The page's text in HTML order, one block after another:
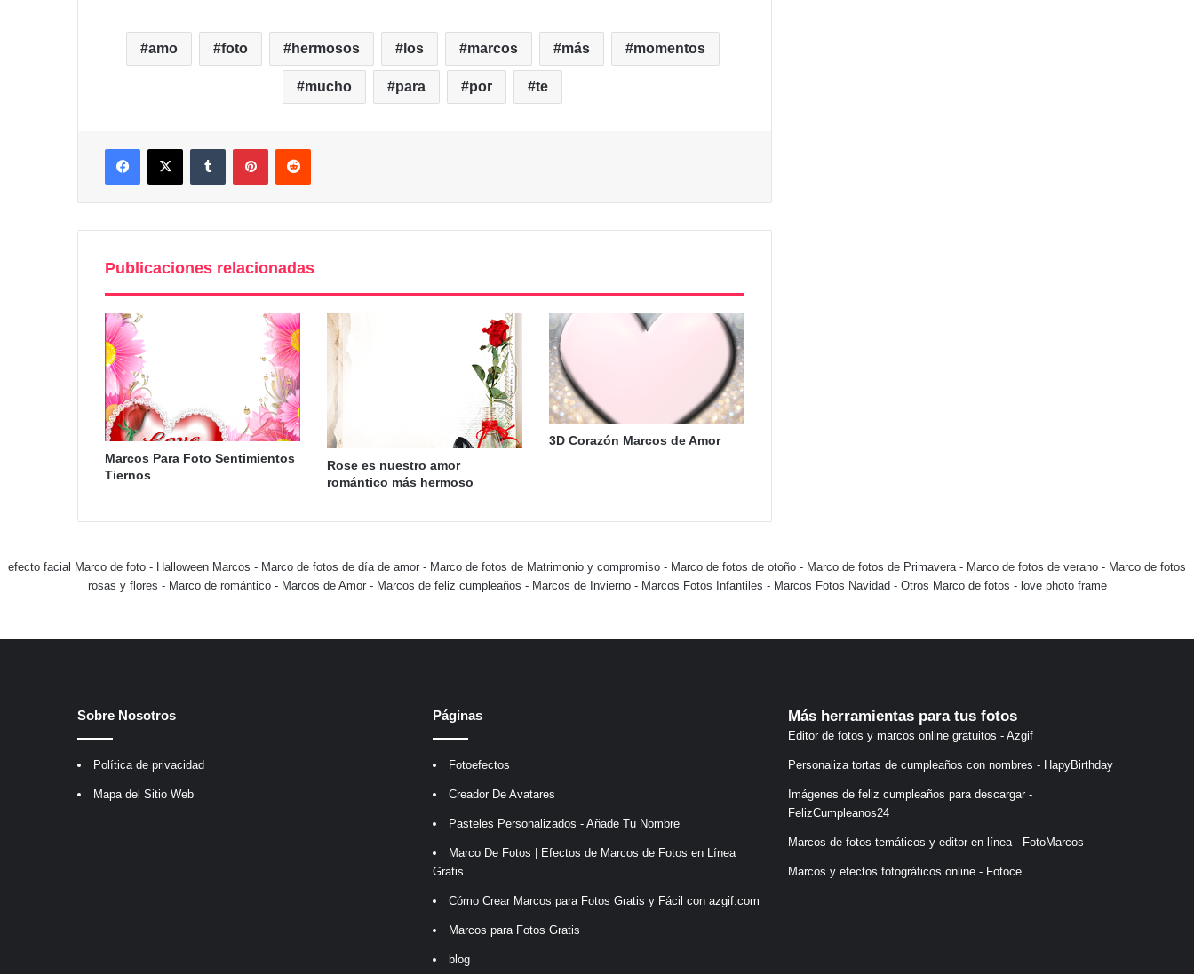
amo foto hermosos los marcos más momentos
mucho para por te
FacebookX Tumblr PinterestReddit
Publicaciones relacionadas
Marcos Para Foto Sentimientos
Tiernos
Rose es nuestro amor
romántico más hermoso
3D Corazón Marcos de Amor
efecto facial Marco de foto - Halloween Marcos - Marco de fotos de día de amor - Marco de fotos de Matrimonio y compromiso - Marco de fotos de otoño - Marco de fotos de Primavera - Marco de fotos de verano - Marco de fotos
rosas y flores - Marco de romántico- Marcos de Amor- Marcos de feliz cumpleaños - Marcos de Invierno- Marcos Fotos Infantiles - Marcos Fotos Navidad- Otros Marco de fotos - love photo frame
Sobre Nosotros
Política de privacidad
Mapa del Sitio Web
Páginas
Fotoefectos
Creador De Avatares
Pasteles Personalizados - Añade Tu Nombre
Marco De Fotos | Efectos de Marcos de Fotos en Línea
Gratis
Cómo Crear Marcos para Fotos Gratis y Fácil con azgif.com
Marcos para Fotos Gratis
blog
Más herramientas para tus fotos
Editor de fotos y marcos online gratuitos - Azgif
Personaliza tortas de cumpleaños con nombres - HapyBirthday
Imágenes de feliz cumpleaños para descargar -
FelizCumpleanos24
Marcos de fotos temáticos y editor en línea - FotoMarcos
Marcos y efectos fotográficos online - Fotoce